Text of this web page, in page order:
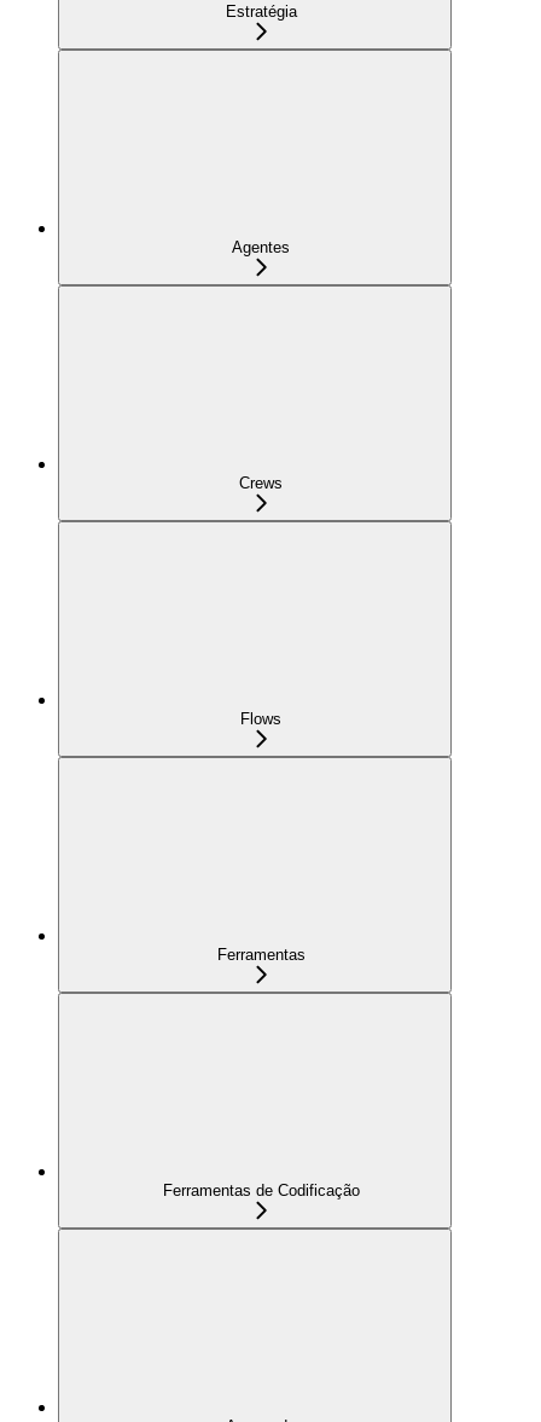
Estratégia
Agentes
Crews
Flows
Ferramentas
Ferramentas de Codificação